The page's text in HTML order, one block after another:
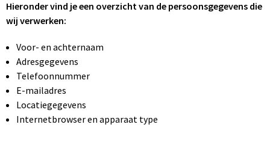
Kerst
Klokken, horloges en weerstations
Lampen en Gereedschap
Documententassen
Duffeltassen
Fietstassen
Polo's
Sportaccessoires
Sweaters
Hoteltextiel
Jassen
Kledingaccessoires
Ondergoed en Sokken
Handschoenen en Sjaals
Kledingaccessoires
Ondergoed, Sokken en Nachtkleding
Hieronder vind je een overzicht van de persoonsgegevens die
wij verwerken:
Voor- en achternaam
Adresgegevens
Telefoonnummer
E-mailadres
Locatiegegevens
Internetbrowser en apparaat type